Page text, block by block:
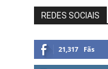
REDES SOCIAIS
21,317 Fãs